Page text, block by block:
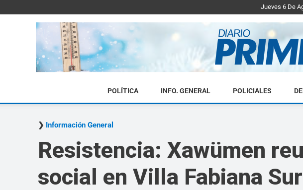
Jueves 6 De
POLÍTICA INFO. GENERAL POLICIALES
Información General
Resistencia: Xawümen
social en Villa Fabiana Sur